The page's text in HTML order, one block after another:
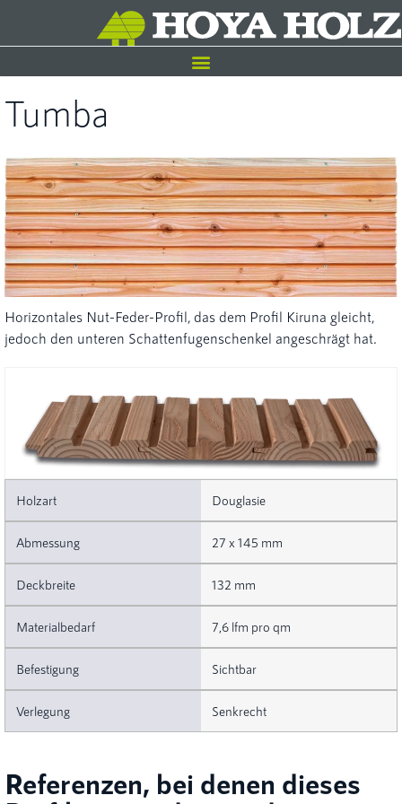
Tumba
Horizontales Nut-Feder-Profil, das dem Profil Kiruna gleicht,
jedoch den unteren Schattenfugenschenkel angeschrägt hat.
Douglasie
27 x 145 mm
132 mm
7,6 lfm pro qm
Sichtbar
Senkrecht
Referenzen, bei denen dieses